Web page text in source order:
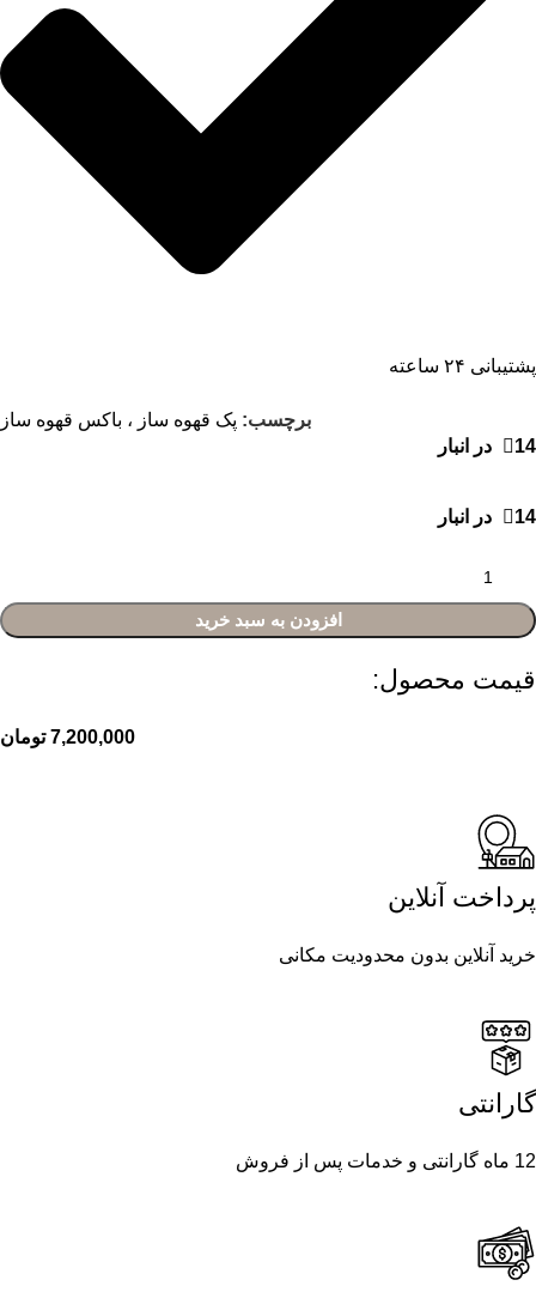
پشتیبانی ۲۴ ساعته
برچسب: پک قهوه ساز ، باکس قهوه ساز
14 در انبار
14 در انبار
افزودن به سبد خرید
قیمت محصول:​
7,200,000 تومان
پرداخت آنلاین
خرید آنلاین بدون محدودیت مکانی
گارانتی
12 ماه گارانتی و خدمات پس از فروش